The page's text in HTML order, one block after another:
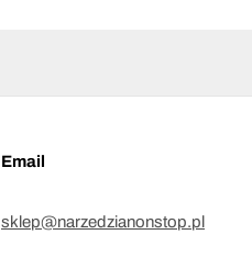
Email
sklep@narzedzianonstop.pl